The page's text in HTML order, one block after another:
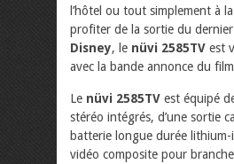
l’hôtel ou tout simplement à
profiter de la sortie du
Disney, le nüvi 2585TV est
avec la bande annonce du
Le nüvi 2585TV est équipé
stéréo intégrés, d’une sortie
batterie longue durée lithium-
vidéo composite pour